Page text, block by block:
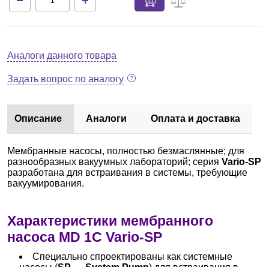
Доставка и оплата
Аналоги данного товара
Задать вопрос по аналогу
Описание Аналоги Оплата и доставка
Мембранные насосы, полностью безмаслянные; для
разнообразных вакуумных лабораторий; серия Vario-SP
разработана для встраивания в системы, требующие
вакуумирования.
Характеристики мембранного
насоса MD 1C Vario-SP
Специально спроектированы как системные